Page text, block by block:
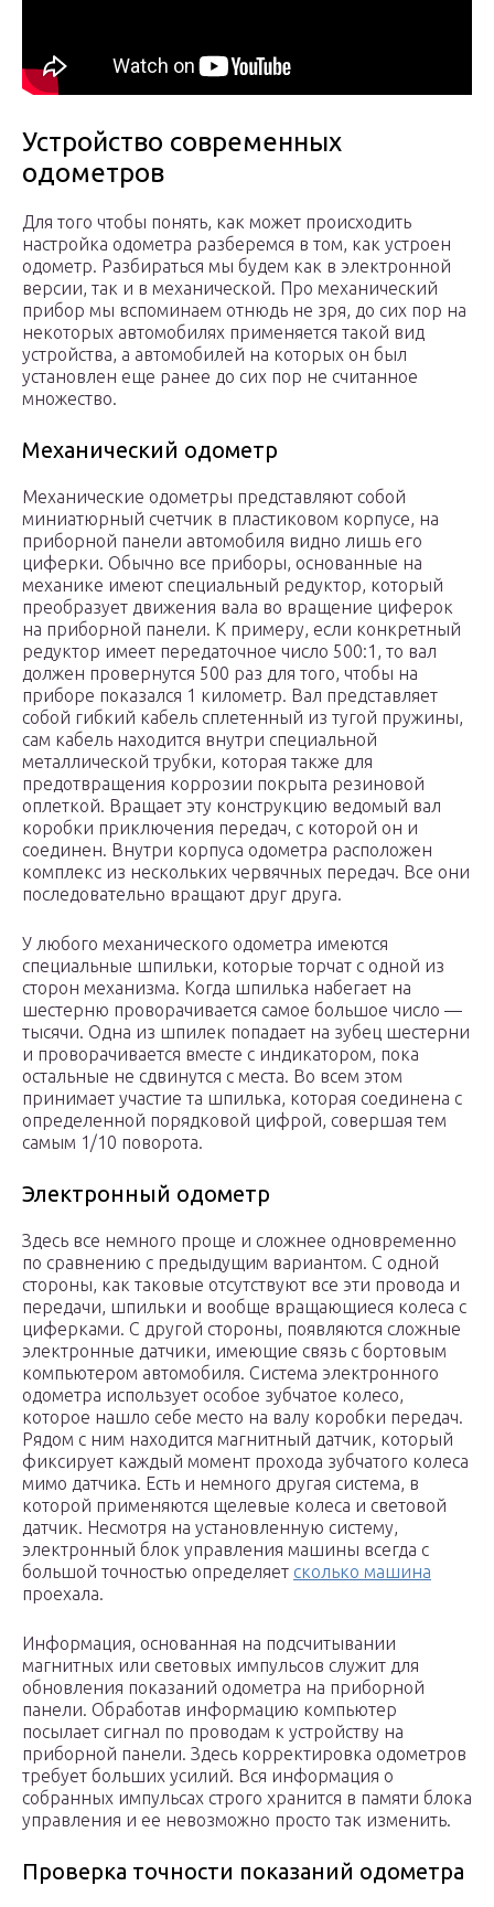
Устройство современных
одометров
Для того чтобы понять, как может происходить
настройка одометра разберемся в том, как устроен
одометр. Разбираться мы будем как в электронной
версии, так и в механической. Про механический
прибор мы вспоминаем отнюдь не зря, до сих пор на
некоторых автомобилях применяется такой вид
устройства, а автомобилей на которых он был
установлен еще ранее до сих пор не считанное
множество.
Механический одометр
Механические одометры представляют собой
миниатюрный счетчик в пластиковом корпусе, на
приборной панели автомобиля видно лишь его
циферки. Обычно все приборы, основанные на
механике имеют специальный редуктор, который
преобразует движения вала во вращение циферок
на приборной панели. К примеру, если конкретный
редуктор имеет передаточное число 500:1, то вал
должен провернутся 500 раз для того, чтобы на
приборе показался 1 километр. Вал представляет
собой гибкий кабель сплетенный из тугой пружины,
сам кабель находится внутри специальной
металлической трубки, которая также для
предотвращения коррозии покрыта резиновой
оплеткой. Вращает эту конструкцию ведомый вал
коробки приключения передач, с которой он и
соединен. Внутри корпуса одометра расположен
комплекс из нескольких червячных передач. Все они
последовательно вращают друг друга.
У любого механического одометра имеются
специальные шпильки, которые торчат с одной из
сторон механизма. Когда шпилька набегает на
шестерню проворачивается самое большое число —
тысячи. Одна из шпилек попадает на зубец шестерни
и проворачивается вместе с индикатором, пока
остальные не сдвинутся с места. Во всем этом
принимает участие та шпилька, которая соединена с
определенной порядковой цифрой, совершая тем
самым 1/10 поворота.
Электронный одометр
Здесь все немного проще и сложнее одновременно
по сравнению с предыдущим вариантом. С одной
стороны, как таковые отсутствуют все эти провода и
передачи, шпильки и вообще вращающиеся колеса с
циферками. С другой стороны, появляются сложные
электронные датчики, имеющие связь с бортовым
компьютером автомобиля. Система электронного
одометра использует особое зубчатое колесо,
которое нашло себе место на валу коробки передач.
Рядом с ним находится магнитный датчик, который
фиксирует каждый момент прохода зубчатого колеса
мимо датчика. Есть и немного другая система, в
которой применяются щелевые колеса и световой
датчик. Несмотря на установленную систему,
электронный блок управления машины всегда с
большой точностью определяет сколько машина
проехала.
Информация, основанная на подсчитывании
магнитных или световых импульсов служит для
обновления показаний одометра на приборной
панели. Обработав информацию компьютер
посылает сигнал по проводам к устройству на
приборной панели. Здесь корректировка одометров
требует больших усилий. Вся информация о
собранных импульсах строго хранится в памяти блока
управления и ее невозможно просто так изменить.
Проверка точности показаний одометра